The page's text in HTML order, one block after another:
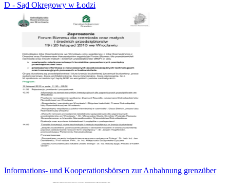
D - Sąd Okręgowy w Łodzi
Informations- und Kooperationsbörsen zur Anbahnung grenzüber